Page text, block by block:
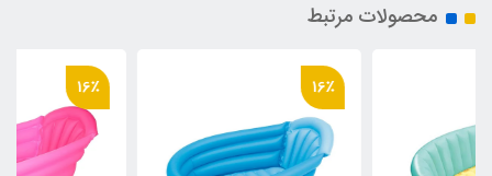
محصولات مرتبط